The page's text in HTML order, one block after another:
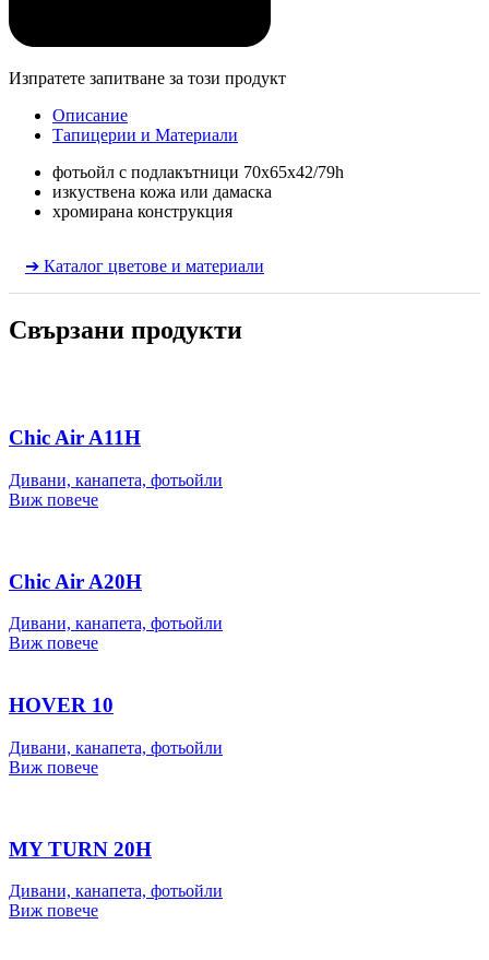
Изпратете запитване за този продукт
Описание
Тапицерии и Материали
фотьойл с подлакътници 70х65х42/79h
изкуствена кожа или дамаска
хромирана конструкция
➔ Каталог цветове и материали
Свързани продукти
Chic Air A11H
Дивани, канапета, фотьойли
Виж повече
Chic Air A20H
Дивани, канапета, фотьойли
Виж повече
HOVER 10
Дивани, канапета, фотьойли
Виж повече
MY TURN 20H
Дивани, канапета, фотьойли
Виж повече